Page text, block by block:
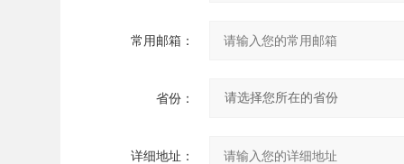
常用邮箱：
省份：
详细地址：